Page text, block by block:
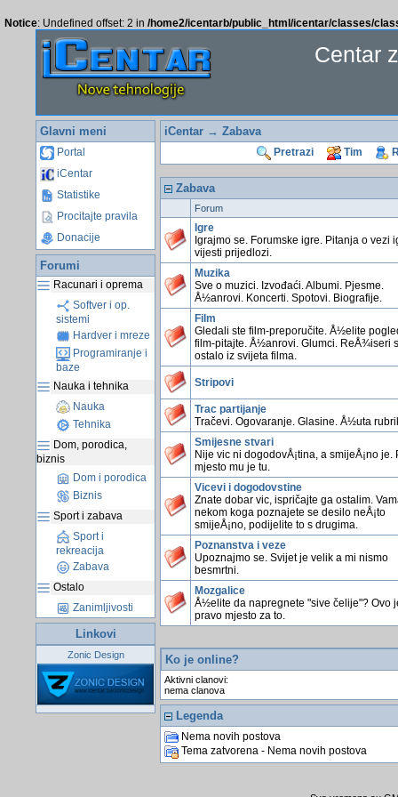
Notice: Undefined offset: 2 in /home2/icentarb/public_html/icentar/classes/
Centar
Glavni meni
Portal
iCentar
Statistike
Procitajte pravila
Donacije
Forumi
Racunari i oprema
Softver i op.
sistemi
Hardver i mreze
Programiranje i
baze
Nauka i tehnika
Nauka
Tehnika
Dom, porodica,
biznis
Dom i porodica
Biznis
Sport i zabava
Sport i
rekreacija
Zabava
Ostalo
Zanimljivosti
Linkovi
Zonic Design
iCentar→ Zabava
Pretrazi Tim
Zabava
Forum
Igre
Igrajmo se. Forumske igre. Pitanja o vezi
vijesti prijedlozi.
Muzika
Sve o muzici. Izvođaći. Albumi. Pjesme.
Å½anrovi. Koncerti. Spotovi. Biografije.
Film
Gledali ste film-preporučite. Å½elite
film-pitajte. Å½anrovi. Glumci. ReÅ¾iseri
ostalo iz svijeta filma.
Stripovi
Trac partijanje
Tračevi. Ogovaranje. Glasine. Å½uta
Smijesne stvari
Nije vic ni dogodovÅ¡tina, a smijeÅ¡no je.
mjesto mu je tu.
Vicevi i dogodovstine
Znate dobar vic, ispričajte ga ostalim.
nekom koga poznajete se desilo neÅ¡to
smijeÅ¡no, podijelite to s drugima.
Poznanstva i veze
Upoznajmo se. Svijet je velik a mi nismo
besmrtni.
Mozgalice
Å½elite da napregnete "sive čelije"? Ovo
pravo mjesto za to.
Ko je online?
Aktivni clanovi:
nema clanova
Legenda
Nema novih postova
Tema zatvorena - Nema novih postova